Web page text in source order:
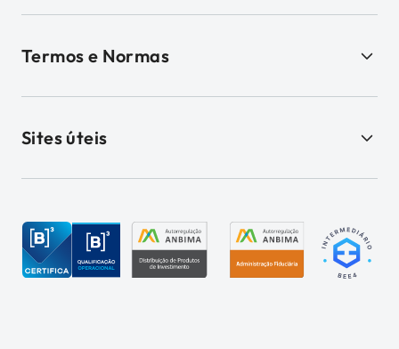
Termos e Normas
Sites úteis